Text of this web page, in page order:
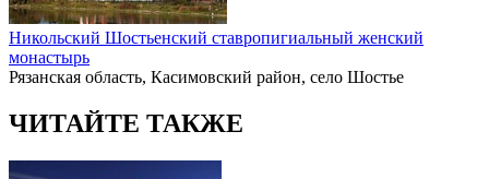
Никольский Шостьенский ставропигиальный женский
монастырь
Рязанская область, Касимовский район, село Шостье
ЧИТАЙТЕ ТАКЖЕ